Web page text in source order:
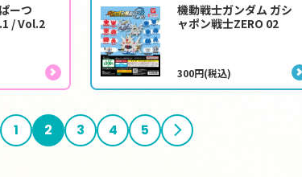
ーつ
/ Vol.2
機動戦士ガンダム ガシ
ャポン戦士ZERO 02
300円(税込)
1 2 3 4 5 次へ